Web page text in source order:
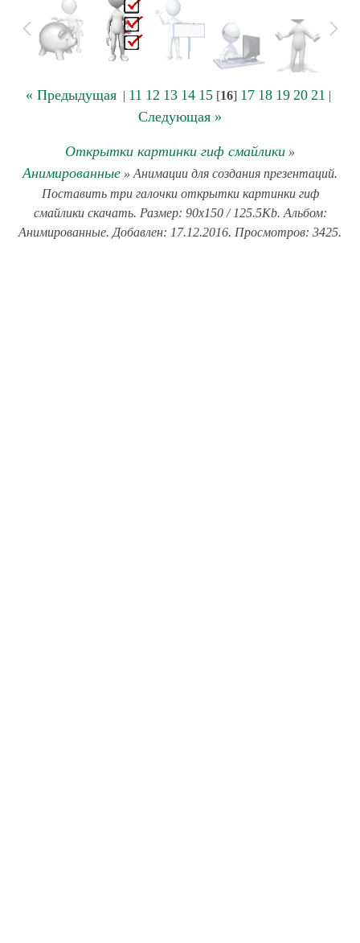
« Предыдущая | 11 12 13 14 15 [16] 17 18 19 20 21 |
Следующая »
Открытки картинки гиф смайлики »
Анимированные » Анимации для создания презентаций.
Поставить три галочки открытки картинки гиф
смайлики скачать. Размер: 90x150 / 125.5Kb. Альбом:
Анимированные. Добавлен: 17.12.2016. Просмотров: 3425.